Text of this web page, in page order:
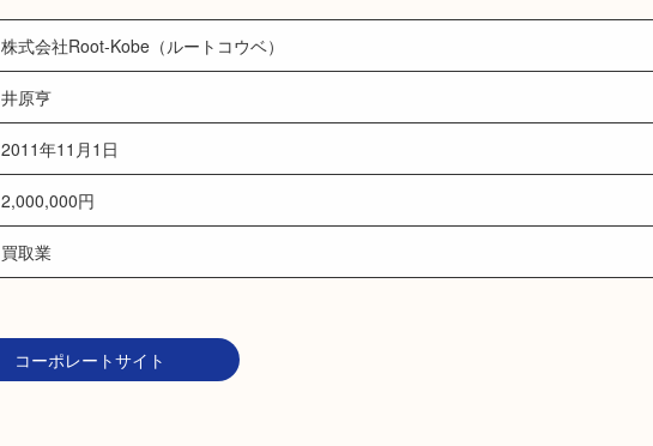
株式会社Root-Kobe（ルートコウベ）
井原亨
2011年11月1日
2,000,000円
買取業
コーポレートサイト